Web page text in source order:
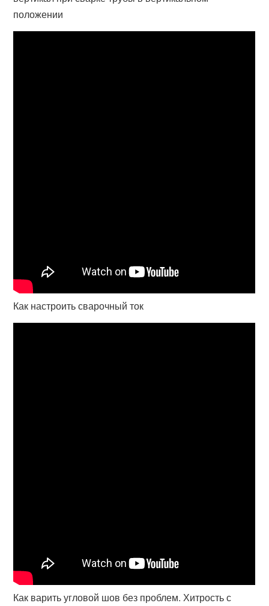
положении
Как настроить сварочный ток
Как варить угловой шов без проблем. Хитрость с